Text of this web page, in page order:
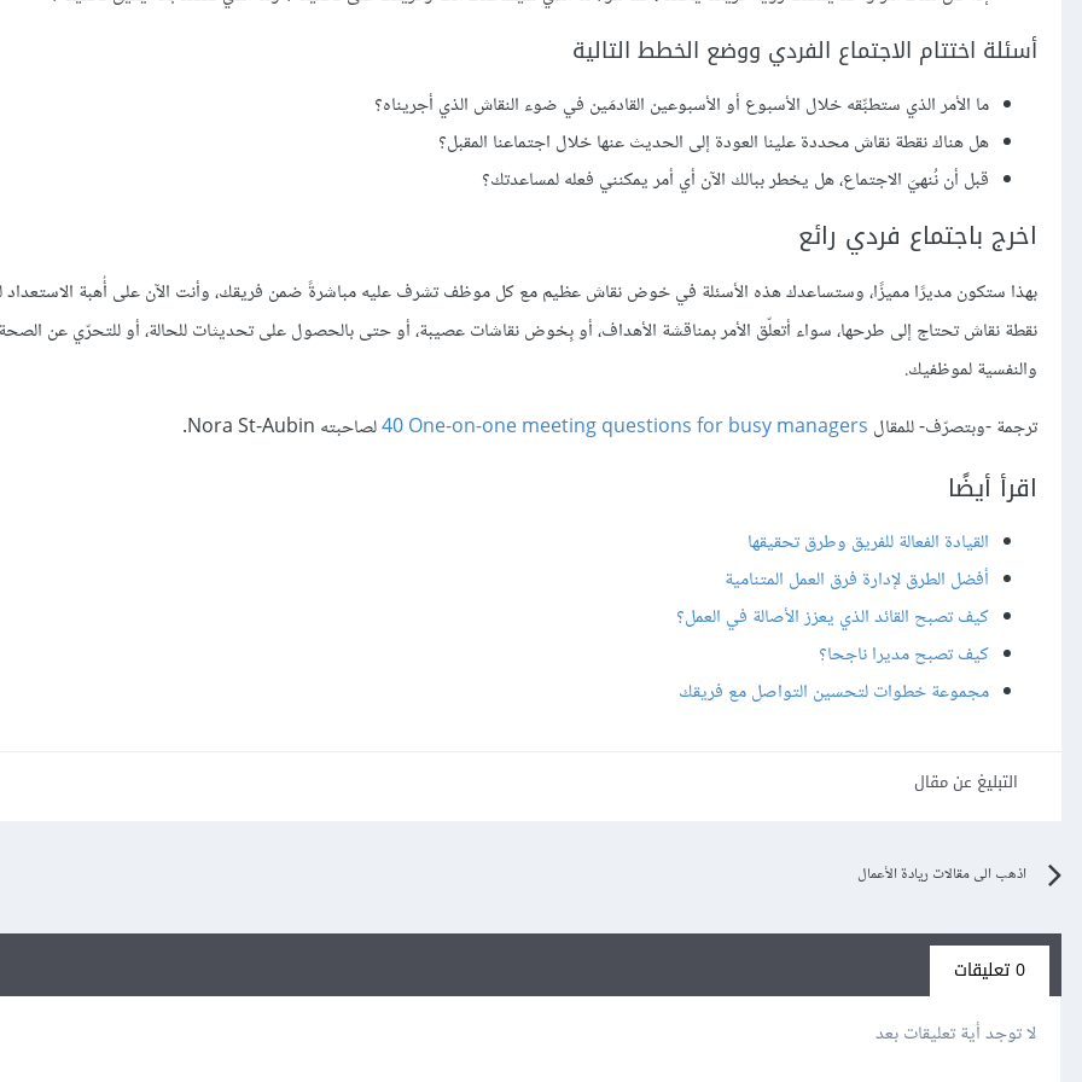
أسئلة اختتام الاجتماع الفردي ووضع الخطط التالية
ما الأمر الذي ستطبِّقه خلال الأسبوع أو الأسبوعين القادمَين في ضوء النقاش الذي أجريناه؟
هل هناك نقطة نقاش محددة علينا العودة إلى الحديث عنها خلال اجتماعنا المقبل؟
قبل أن نُنهيَ الاجتماع، هل يخطر ببالك الآن أي أمر يمكنني فعله لمساعدتك؟
اخرج باجتماع فردي رائع
بهذا ستكون مديرًا مميزًا، وستساعدك هذه الأسئلة في خوض نقاش عظيم مع كل موظف تشرف عليه مباشرةً ضمن فريقك، وأنت الآن على أُهبة الاستعداد
نقطة نقاش تحتاج إلى طرحها، سواء أتعلّق الأمر بمناقشة الأهداف، أو بِخوض نقاشات عصيبة، أو حتى بالحصول على تحديثات للحالة، أو للتحرّي عن
والنفسية لموظفيك.
ترجمة -وبتصرّف- للمقال ‎ 40 One-on-one meeting questions for busy managersلصاحبته Nora St-Aubin.
اقرأ أيضًا
القيادة الفعالة للفريق وطرق تحقيقها
أفضل الطرق لإدارة فرق العمل المتنامية
كيف تصبح القائد الذي يعزز الأصالة في العمل؟
كيف تصبح مديرا ناجحا؟
مجموعة خطوات لتحسين التواصل مع فريقك
التبليغ عن مقال
اذهب الى مقالات ريادة الأعمال
0 تعليقات
لا توجد أية تعليقات بعد